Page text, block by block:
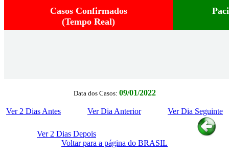
Casos Confirmados
(Tempo Real)
Data dos Casos: 09/01/2022
Ver 2 Dias Antes Ver Dia Anterior Ver Dia Seguinte
Ver 2 Dias Depois
Voltar para a página do BRASIL